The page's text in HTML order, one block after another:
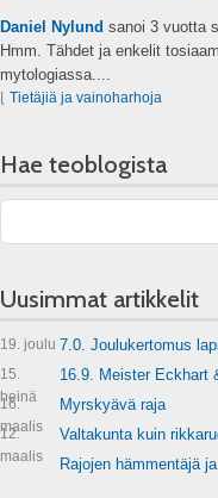
Daniel Nylund sanoi 3 vuotta
Hmm. Tähdet ja enkelit
mytologiassa....
⌊ Tietäjiä ja vainoharhoja
Hae teoblogista
Uusimmat artikkelit
19. joulu 7.0. Joulukertomus
15.
heinä
16.9. Meister Eckhart
16.
maalis
Myrskyävä raja
12.
maalis
Valtakunta kuin
Rajojen hämmentäjä